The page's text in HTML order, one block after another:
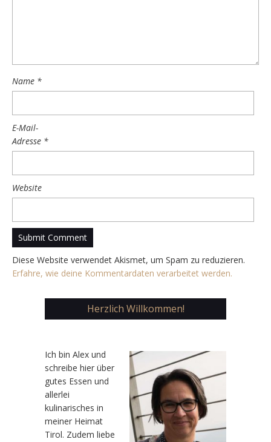
Name *
E-Mail-
Adresse *
Website
Diese Website verwendet Akismet, um Spam zu reduzieren.
Erfahre, wie deine Kommentardaten verarbeitet werden.
Herzlich Willkommen!
Ich bin Alex und
schreibe hier über
gutes Essen und
allerlei
kulinarisches in
meiner Heimat
Tirol. Zudem liebe